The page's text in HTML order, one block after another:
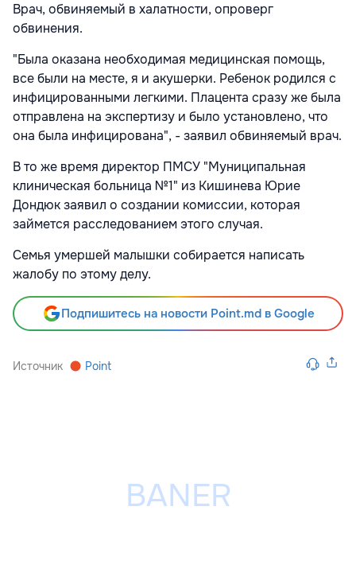
Врач, обвиняемый в халатности, опроверг
обвинения.
"Была оказана необходимая медицинская помощь,
все были на месте, я и акушерки. Ребенок родился с
инфицированными легкими. Плацента сразу же была
отправлена на экспертизу и было установлено, что
она была инфицирована", - заявил обвиняемый врач.
В то же время директор ПМСУ "Муниципальная
клиническая больница №1" из Кишинева Юрие
Дондюк заявил о создании комиссии, которая
займется расследованием этого случая.
Семья умершей малышки собирается написать
жалобу по этому делу.
Подпишитесь на новости Point.md в Google
Источник Point